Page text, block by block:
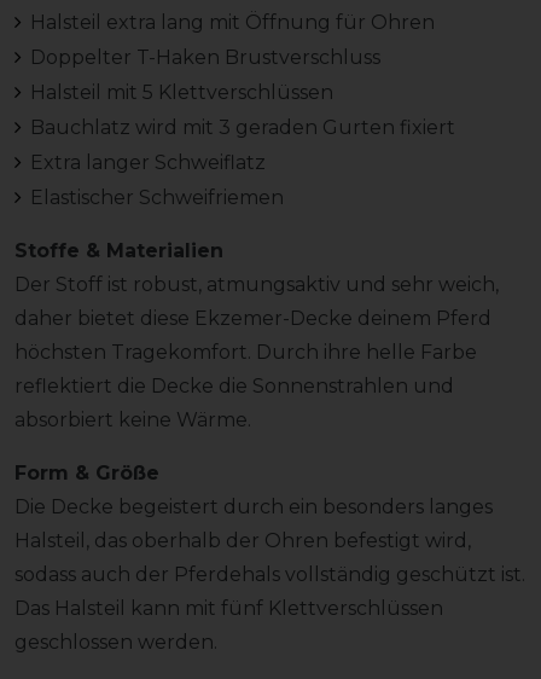
Halsteil extra lang mit Öffnung für Ohren
Doppelter T-Haken Brustverschluss
Halsteil mit 5 Klettverschlüssen
Bauchlatz wird mit 3 geraden Gurten fixiert
Extra langer Schweiflatz
Elastischer Schweifriemen
Stoffe & Materialien
Der Stoff ist robust, atmungsaktiv und sehr weich,
daher bietet diese Ekzemer-Decke deinem Pferd
höchsten Tragekomfort. Durch ihre helle Farbe
reflektiert die Decke die Sonnenstrahlen und
absorbiert keine Wärme.
Form & Größe
Die Decke begeistert durch ein besonders langes
Halsteil, das oberhalb der Ohren befestigt wird,
sodass auch der Pferdehals vollständig geschützt ist.
Das Halsteil kann mit fünf Klettverschlüssen
geschlossen werden.